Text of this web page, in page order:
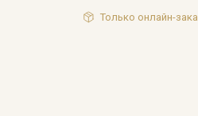
Только онлайн-